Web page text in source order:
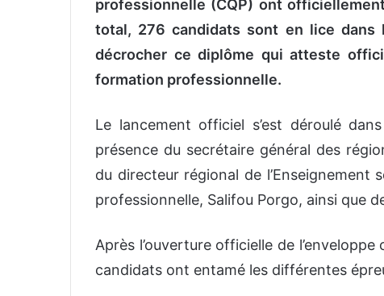
professionnelle (CQP) ont
total, 276 candidats sont en lice
décrocher ce diplôme qui atteste
formation professionnelle.
Le lancement officiel s’est déroulé
présence du secrétaire général des
du directeur régional de
professionnelle, Salifou Porgo, ainsi que
Après l’ouverture officielle de
candidats ont entamé les différentes